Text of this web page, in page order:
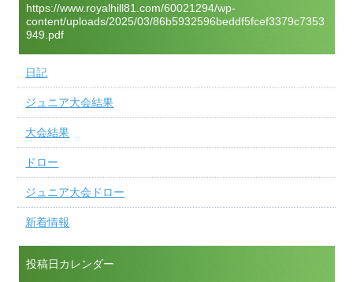
https://www.royalhill81.com/60021294/wp-
content/uploads/2025/03/86b5932596beddf5fcef3379c7353
949.pdf
日記
ジュニア大会結果
大会結果
ドロー
ジュニア大会ドロー
新着情報
投稿日カレンダー